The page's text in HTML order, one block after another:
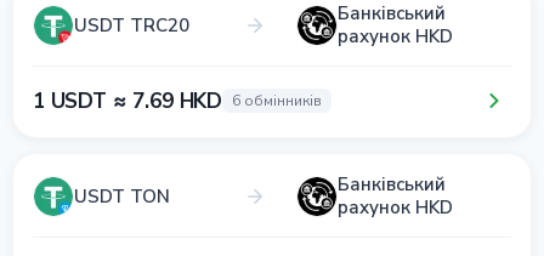
USDT TRC20
Банківський
рахунок HKD
1 USDT ≈ 7.69 HKD 6 обмінників
USDT TON
Банківський
рахунок HKD